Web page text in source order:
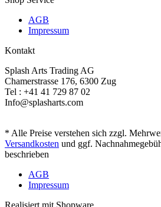
AGB
Impressum
Kontakt
Splash Arts Trading AG
Chamerstrasse 176, 6300 Zug
Tel : +41 41 729 87 02
Info@splasharts.com
* Alle Preise verstehen sich zzgl.
Versandkosten und ggf.
beschrieben
AGB
Impressum
Realisiert mit Shopware